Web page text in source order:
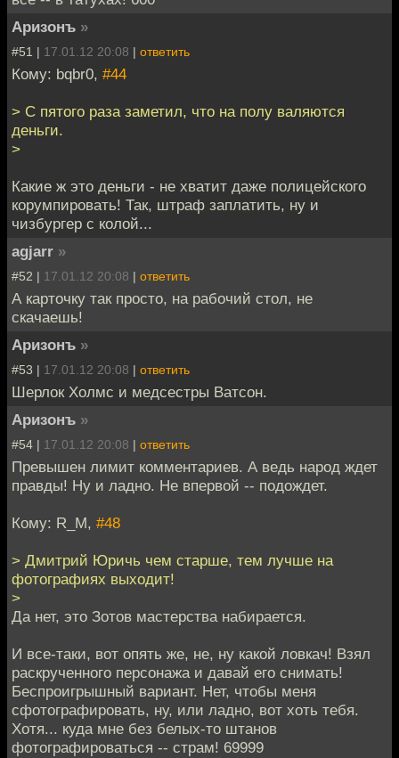
Аризонъ »
#51 | 17.01.12 20:08 | ответить
Кому: bqbr0, #44
> С пятого раза заметил, что на полу валяются
деньги.
>
Какие ж это деньги - не хватит даже полицейского
корумпировать! Так, штраф заплатить, ну и
чизбургер с колой...
agjarr »
#52 | 17.01.12 20:08 | ответить
А карточку так просто, на рабочий стол, не
скачаешь!
Аризонъ »
#53 | 17.01.12 20:08 | ответить
Шерлок Холмс и медсестры Ватсон.
Аризонъ »
#54 | 17.01.12 20:08 | ответить
Превышен лимит комментариев. А ведь народ ждет
правды! Ну и ладно. Не впервой -- подождет.
Кому: R_M, #48
> Дмитрий Юричь чем старше, тем лучше на
фотографиях выходит!
>
Да нет, это Зотов мастерства набирается.
И все-таки, вот опять же, не, ну какой ловкач! Взял
раскрученного персонажа и давай его снимать!
Беспроигрышный вариант. Нет, чтобы меня
сфотографировать, ну, или ладно, вот хоть тебя.
Хотя... куда мне без белых-то штанов
фотографироваться -- страм! 69999